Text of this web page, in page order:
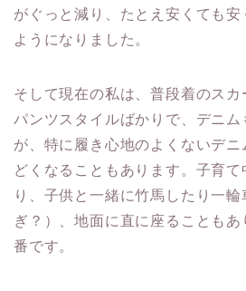
がぐっと減り、たとえ安くても安
ようになりました。
そして現在の私は、普段着のスカ
パンツスタイルばかりで、デニム
が、特に履き心地のよくないデ
どくなることもあります。子育て
り、子供と一緒に竹馬したり一
ぎ？）、地面に直に座ることも
番です。